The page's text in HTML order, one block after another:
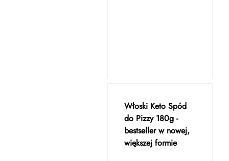
Włoski Keto Spód
do Pizzy 180g -
bestseller w nowej,
większej formie